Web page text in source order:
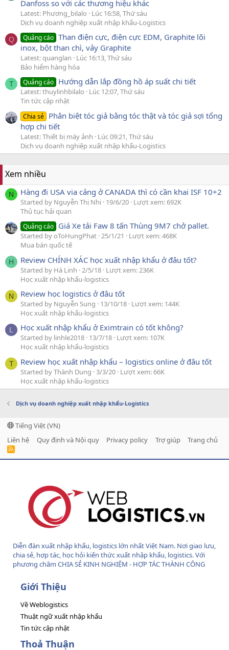
Danfoss so với các thương hiệu khác
Latest: Phương_bilalo
Lúc 16:58, Thứ sáu
Dịch vụ doanh nghiệp xuất nhập khẩu-Logistics
Q Quảng cáo Than điện cực, điện cực EDM, Graphite lõi
inox, bột than chì, vảy Graphite
Latest: quanglan
Lúc 16:13, Thứ sáu
Bảo hiểm hàng hóa
T Quảng cáo Hướng dẫn lắp đồng hồ áp suất chi tiết
Latest: thuylinhbilalo
Lúc 12:07, Thứ sáu
Tin tức cập nhật
Chia sẻ Phân biệt tóc giả bằng tóc thật và tóc giả sợi tổng
hợp chi tiết
Latest: Thiết bị máy ảnh
Lúc 09:21, Thứ sáu
Dịch vụ doanh nghiệp xuất nhập khẩu-Logistics
Xem nhiều
N Hàng đi USA via cảng ở CANADA thì có cần khai ISF 10+2
Started by Nguyễn Thị Nhi 19/6/20 Lượt xem: 692K
Thủ tục hải quan
Quảng cáo Giá Xe tải Faw 8 tấn Thùng 9M7 chở pallet.
Started by oToHungPhat 25/1/21
Lượt xem: 468K
Mua bán quốc tế
H Review CHÍNH XÁC học xuất nhập khẩu ở đâu tốt?
Started by Hà Linh 2/5/18 Lượt xem: 236K
Học xuất nhập khẩu-logistics
N Review học logistics ở đâu tốt
Started by Nguyễn Sung 13/10/18 Lượt xem: 144K
Học xuất nhập khẩu-logistics
L Học xuất nhập khẩu ở Eximtrain có tốt không?
Started by linhle2018 13/7/18 Lượt xem: 107K
Học xuất nhập khẩu-logistics
T Review học xuất nhập khẩu – logistics online ở đâu tốt
Started by Thành Dung 3/3/20 Lượt xem: 66K
Học xuất nhập khẩu-logistics
Dịch vụ doanh nghiệp xuất nhập khẩu-Logistics
Tiếng Việt (VN)
Liên hệ
Quy định và Nội quy Privacy policy Trợ giúp Trang chủ
R
S
Diễn đàn xuất nhập khẩu, logistics lớn nhất Việt Nam. Nơi giao lưu,
chia sẻ, hợp tác, học hỏi kiến thức xuất nhập khẩu, logistics. Với
phương châm CHIA SẺ KINH NGHIỆM - HỢP TÁC THÀNH CÔNG
Giới Thiệu
Về Weblogistics
Thuật ngữ xuất nhập khẩu
Tin tức cập nhật
Thoả Thuận